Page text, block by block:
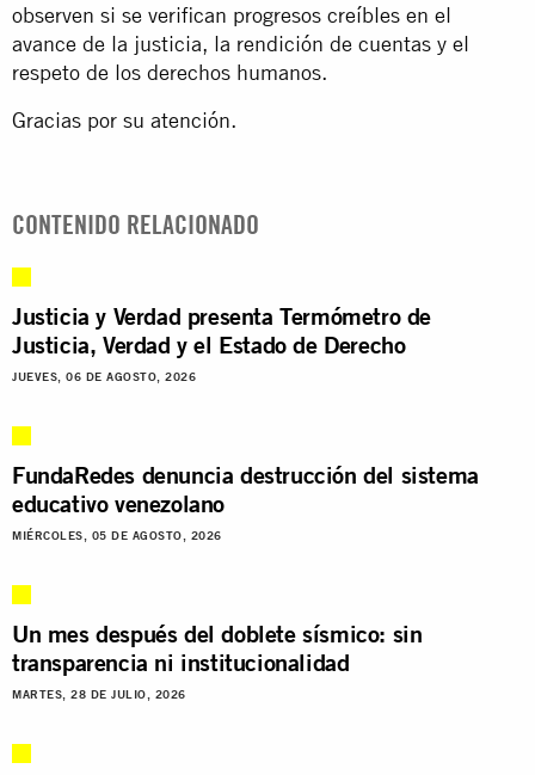
observen si se verifican progresos creíbles en el
avance de la justicia, la rendición de cuentas y el
respeto de los derechos humanos.
Gracias por su atención.
CONTENIDO RELACIONADO
Justicia y Verdad presenta Termómetro de
Justicia, Verdad y el Estado de Derecho
JUEVES, 06 DE AGOSTO, 2026
FundaRedes denuncia destrucción del sistema
educativo venezolano
MIÉRCOLES, 05 DE AGOSTO, 2026
Un mes después del doblete sísmico: sin
transparencia ni institucionalidad
MARTES, 28 DE JULIO, 2026